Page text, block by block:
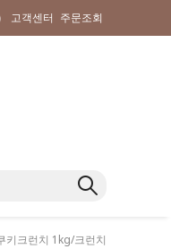
고객센터 주문조회
키크런치 1kg/크런치